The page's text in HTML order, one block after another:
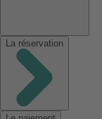
La réservation